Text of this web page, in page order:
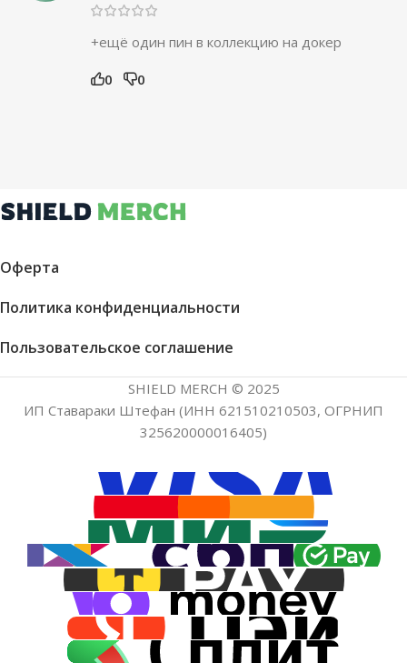
+ещё один пин в коллекцию на докер
0 0
Оферта
Политика конфиденциальности
Пользовательское соглашение
SHIELD MERCH © 2025
ИП Ставараки Штефан (ИНН 621510210503, ОГРНИП
325620000016405)